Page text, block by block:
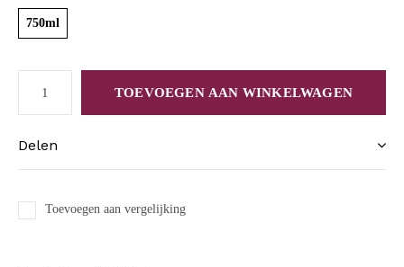
750ml
TOEVOEGEN AAN WINKELWAGEN
Delen
Toevoegen aan vergelijking